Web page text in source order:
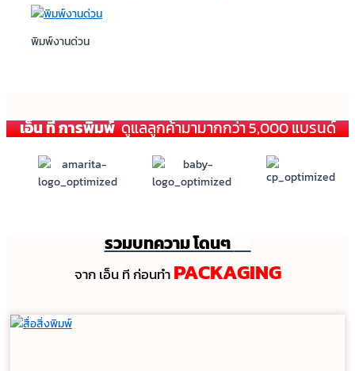
พิมพ์งานด่วน
เอ็น ที การพิมพ์ดูแลลูกค้ามามากกว่า 5,000 แบรนด์
รวมบทความ โดนๆ
จาก เอ็น ที ก่อนทํา PACKAGING